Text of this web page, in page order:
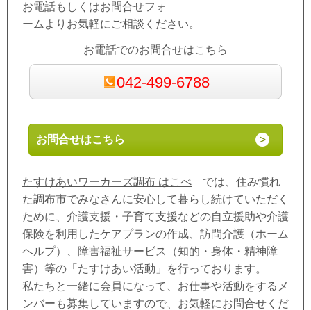
お電話もしくはお問合せフォ
ームよりお気軽にご相談ください。
お電話でのお問合せはこちら
042-499-6788
お問合せはこちら
たすけあいワーカーズ調布 はこべ では、住み慣れ
た調布市でみなさんに安心して暮らし続けていただく
ために、介護支援・子育て支援などの自立援助や介護
保険を利用したケアプランの作成、訪問介護（ホーム
ヘルプ）、障害福祉サービス（知的・身体・精神障
害）等の「たすけあい活動」を行っております。
私たちと一緒に会員になって、お仕事や活動をするメ
ンバーも募集していますので、お気軽にお問合せくだ